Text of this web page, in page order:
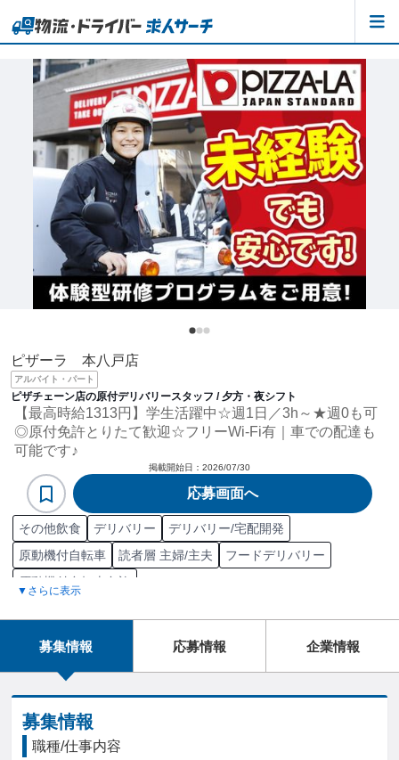
ピザーラ 本八戸店
アルバイト・パート
ピザチェーン店の原付デリバリースタッフ / 夕方・夜シフト
【最高時給1313円】学生活躍中☆週1日／3h～★週0も可
◎原付免許とりたて歓迎☆フリーWi-Fi有｜車での配達も
可能です♪
掲載開始日： 2026/07/30
応募画面へ
その他飲食 デリバリー
デリバリー/宅配開発
原動機付自転車
読者層 主婦/主夫
フードデリバリー
原動機付自転車免許
▼さらに表示
募集情報 応募情報 企業情報
募集情報
職種/仕事内容